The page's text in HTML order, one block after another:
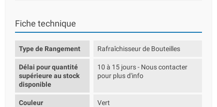
Fiche technique
Type de Rangement Rafraîchisseur de Bouteilles
Délai pour quantité
supérieure au stock
disponible
10 à 15 jours - Nous contacter
pour plus d'info
Couleur Vert